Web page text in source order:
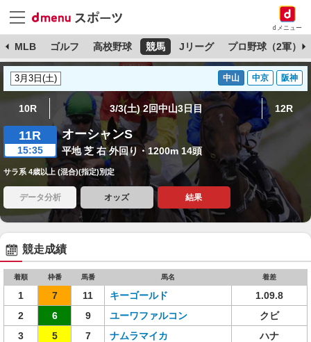
dメニュー
MLB ゴルフ 高校野球 競馬 Jリーグ プロ野球（2軍）
中山 中京 阪神
10R 3/3(土) 2回中山3日目 12R
11R
15:35
オーシャンS
平地 芝 右 外回り・1200m 14頭
サラ系 4歳以上 (混合)(指定)別定
データ分析 オッズ 結果
競走成績
着順 枠番 馬番 馬名 着差
1 7 11 キーゴールド
1.09.8
2
6 9 ユーワファルコン
クビ
3
5 7 ナムラマイカ
ハナ